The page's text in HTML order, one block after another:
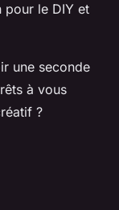
pour le DIY et
une seconde
à vous
?